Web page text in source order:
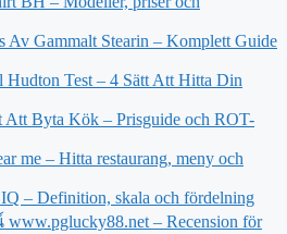
Av Gammalt Stearin – Komplett Guide
Hudton Test – 4 Sätt Att Hitta Din
Att Byta Kök – Prisguide och ROT-
me – Hitta restaurang, meny och
– Definition, skala och fördelning
– Recension för